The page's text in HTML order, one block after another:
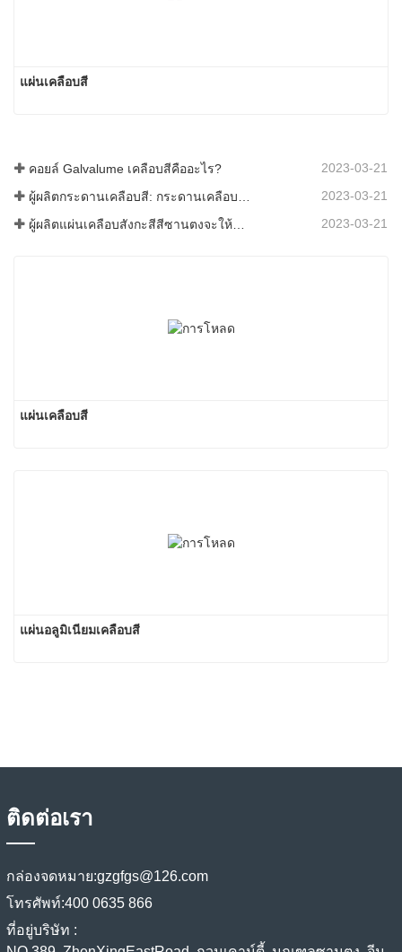
แผ่นเคลือบสี
คอยล์ Galvalume เคลือบสีคืออะไร? 2023-03-21
2023-03-21
ผู้ผลิตแผ่นเคลือบสังกะสีสีซานตงจะให้คำอธิบายเกี่ยวกับซอฟต์แวร์ที่แตกต่างกันไปสำหรับคุณ 2023-03-21
แผ่นเคลือบสี
แผ่นอลูมิเนียมเคลือบสี
ติดต่อเรา
กล่องจดหมาย:gzgfgs@126.com
โทรศัพท์:400 0635 866
ที่อยู่บริษัท :